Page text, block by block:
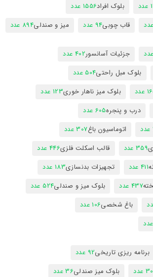
بلوک افراد1556 عدد
قاب چوبی94 عدد میز و صندلی894 عدد
جزئیات آسانسور402 عدد
بلوک مبل راحتی504 عدد
بلوک میز ناهار خوری123 عدد
درب و پنجره605 عدد
اتوماسیون باغ307 عدد
359 عدد قالب اسکلت فلزی446 عدد
411 عدد تجهیزات بدنسازی183 عدد
437 عدد بلوک میز و صندلی524 عدد
باغ شخصی106 عدد
برنامه ریزی تاریخی92 عدد
عدد بلوک میز صندلی36 عدد